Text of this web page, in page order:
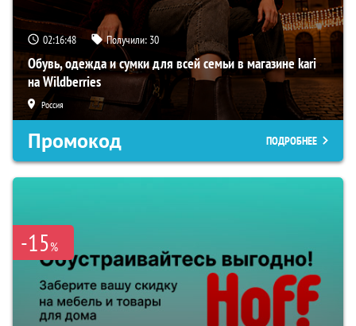
02:16:47 Получили: 30
Обувь, одежда и сумки для всей семьи в магазине kari
на Wildberries
Россия
Промокод ПОДРОБНЕЕ
-15%